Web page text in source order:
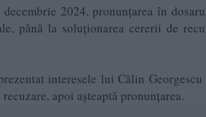
2024, pronunţarea în
până la soluţionarea cererii de
interesele lui Călin
apoi aşteaptă pronunţarea.